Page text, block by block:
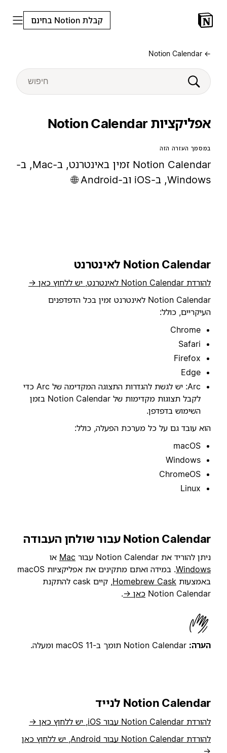
קבלת Notion בחינם
← Notion Calendar
אפליקציות Notion Calendar
במסמך העזרה הזה
Notion Calendar זמין באינטרנט, ב-Mac, ב-
Windows, ב-iOS וב-Android 🌐
Notion Calendar לאינטרנט
להורדת Notion Calendar לאינטרנט, יש ללחוץ כאן →
Notion Calendar לאינטרנט זמין בכל הדפדפנים
העיקריים, כולל:
Chrome
Safari
Firefox
Edge
Arc: יש לגשת להגדרות התצוגה המקדימה של Arc כדי
לקבל תצוגות מקדימות של Notion Calendar בזמן
השימוש בדפדפן.
הוא עובד גם על כל מערכת הפעלה, כולל:
macOS
Windows
ChromeOS
Linux
Notion Calendar עבור שולחן העבודה
ניתן להוריד את Notion Calendar עבור Mac או
Windows
. במידה ואתם מתקינים את אפליקציות macOS
באמצעות Homebrew Cask
, קיים cask להתקנת
Notion Calendar כאן →.
הערה:
Notion Calendar לנייד
להורדת Notion Calendar עבור iOS, יש ללחוץ כאן →
להורדת Notion Calendar עבור Android, יש ללחוץ כאן